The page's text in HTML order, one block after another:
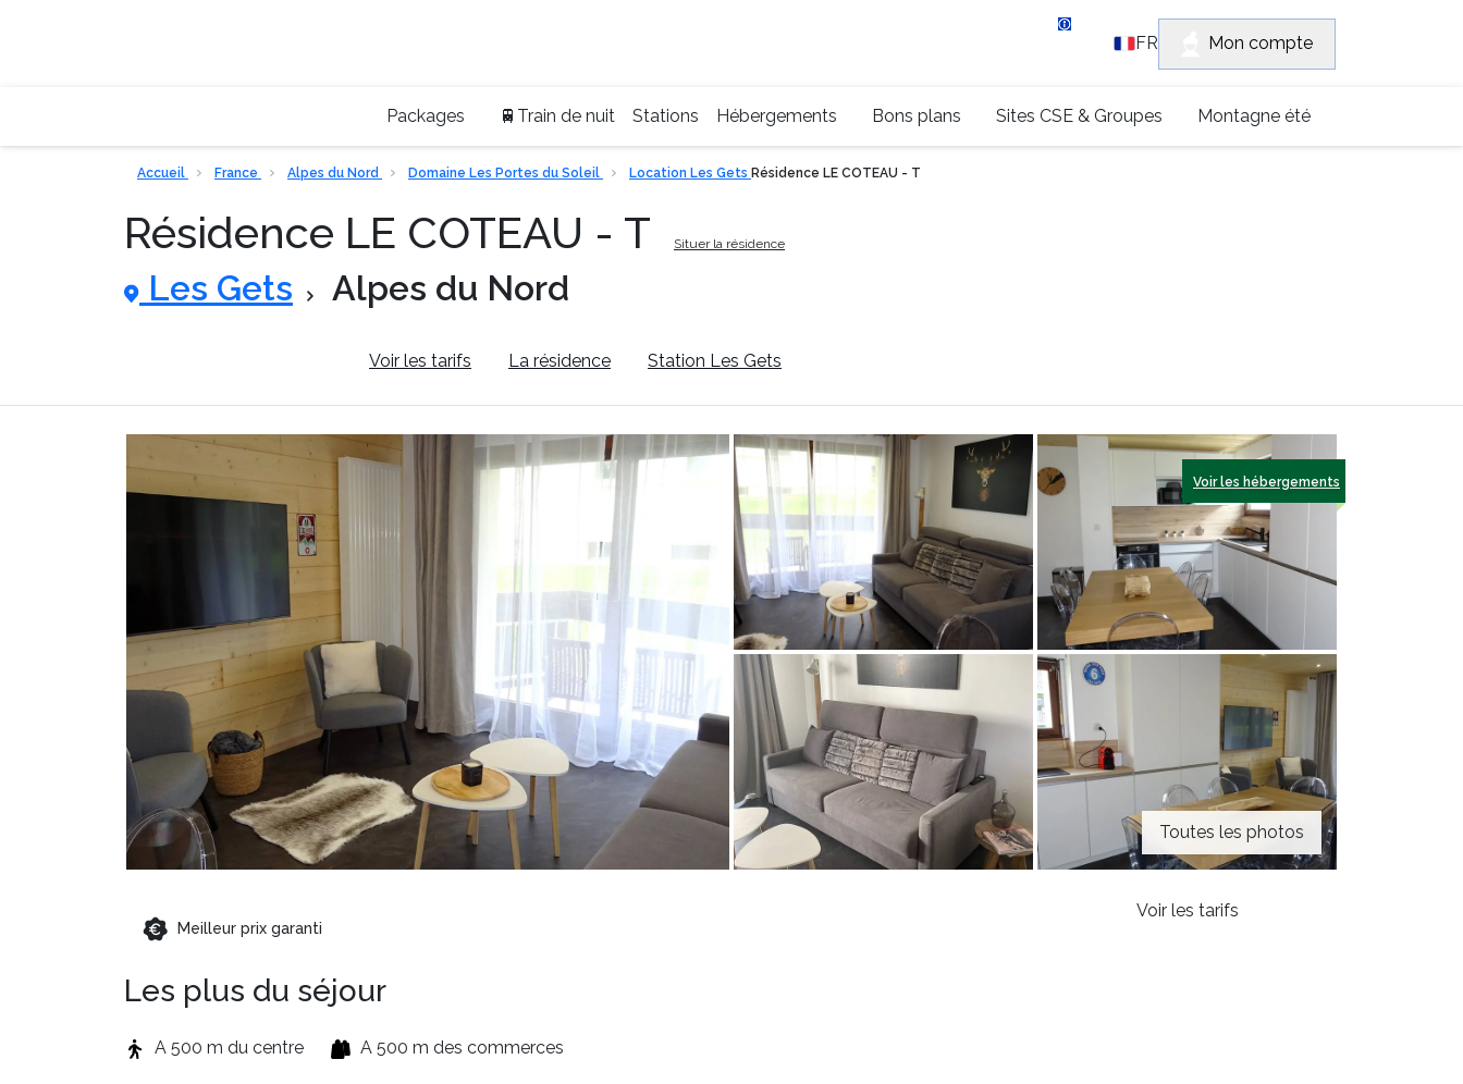
+33 (0)4 79 96 30 69
FR Mon compte
Packages 🚆Train de nuit Stations Hébergements Bons plans Sites CSE & Groupes Montagne été
Accueil France Alpes du Nord Domaine Les Portes du Soleil Location Les Gets Résidence LE COTEAU - T
Résidence LE COTEAU - T Situer la résidence
Les Gets Alpes du Nord
Voir les tarifs La résidence Station Les Gets
Toutes les photos
Voir les hébergements
Meilleur prix garanti
Voir les tarifs
Les plus du séjour
A 500 m du centre A 500 m des commerces